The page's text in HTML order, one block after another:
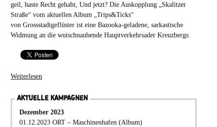
geil, haste Recht gehabt, Und jetzt? Die Auskopplung „Skalitzer
Straße“ vom aktuellen Album „Trips&Ticks“
von Grossstadtgeflüster ist eine Bazooka-geladene, sarkastische
Widmung an die wutschnaubende Hauptverkehrsader Kreuzbergs.
Weiterlesen
AKTUELLE KAMPAGNEN
Dezember 2023
01.12.2023 ORT – Maschinenhafen (Album)